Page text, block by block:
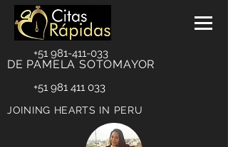
+51 981-411-033
DE PAMELA SOTOMAYOR
+51 981 411 033
JOINING HEARTS IN PERU